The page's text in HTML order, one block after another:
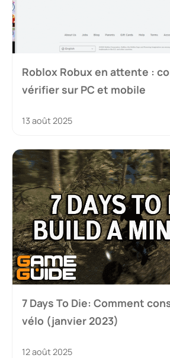
Roblox Robux en attente :
vérifier sur PC et mobile
13 août 2025
7 Days To Die: Comment
vélo (janvier 2023)
12 août 2025